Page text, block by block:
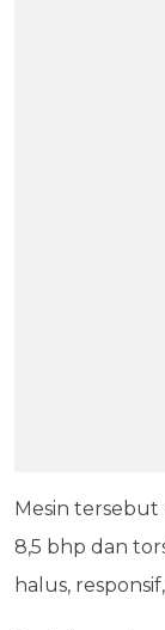
Mesin
8,5 bhp dan
halus,